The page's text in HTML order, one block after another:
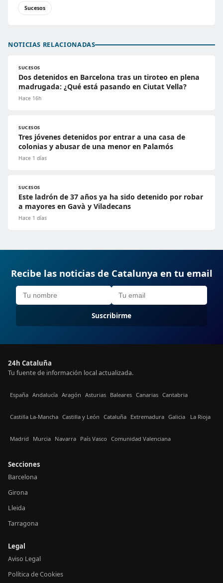
Sucesos
NOTICIAS RELACIONADAS
SUCESOS
Dos detenidos en Barcelona tras un tiroteo en plena
madrugada: ¿Qué está pasando en Ciutat Vella?
Hace 16h
SUCESOS
Tres jóvenes detenidos por entrar a una casa de
colonias y abusar de una menor en Palamós
Hace 1 días
SUCESOS
Este ladrón de 37 años ya ha sido detenido por robar
a mayores en Gavà y Viladecans
Hace 1 días
Recibe las noticias de Catalunya en tu email
Suscribirme
24h Cataluña
Tu fuente de información local actualizada.
España Andalucía Aragón Asturias Baleares Canarias Cantabria
Castilla La-Mancha Castilla y León Cataluña Extremadura Galicia La Rioja
Madrid Murcia Navarra País Vasco Comunidad Valenciana
Secciones
Barcelona
Girona
Lleida
Tarragona
Legal
Aviso Legal
Política de Cookies